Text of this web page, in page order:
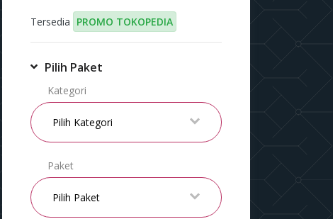
Tersedia PROMO TOKOPEDIA
Pilih Paket
Kategori
Paket